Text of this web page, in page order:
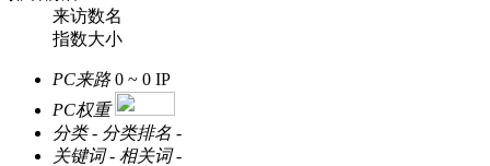
来访数名
指数大小
PC来路 0 ~ 0 IP
PC权重
分类 - 分类排名 -
关键词 - 相关词 -